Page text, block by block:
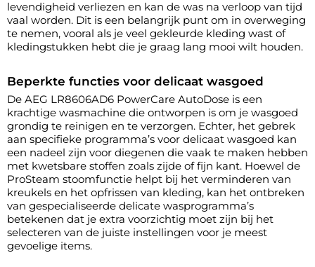
levendigheid verliezen en kan de was na verloop van tijd
vaal worden. Dit is een belangrijk punt om in overweging
te nemen, vooral als je veel gekleurde kleding wast of
kledingstukken hebt die je graag lang mooi wilt houden.
Beperkte functies voor delicaat wasgoed
De AEG LR8606AD6 PowerCare AutoDose is een
krachtige wasmachine die ontworpen is om je wasgoed
grondig te reinigen en te verzorgen. Echter, het gebrek
aan specifieke programma’s voor delicaat wasgoed kan
een nadeel zijn voor diegenen die vaak te maken hebben
met kwetsbare stoffen zoals zijde of fijn kant. Hoewel de
ProSteam stoomfunctie helpt bij het verminderen van
kreukels en het opfrissen van kleding, kan het ontbreken
van gespecialiseerde delicate wasprogramma’s
betekenen dat je extra voorzichtig moet zijn bij het
selecteren van de juiste instellingen voor je meest
gevoelige items.